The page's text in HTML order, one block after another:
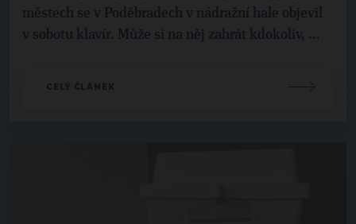
městech se v Poděbradech v nádražní hale objevil
v sobotu klavír. Může si na něj zahrát kdokoliv, ...
CELÝ ČLÁNEK